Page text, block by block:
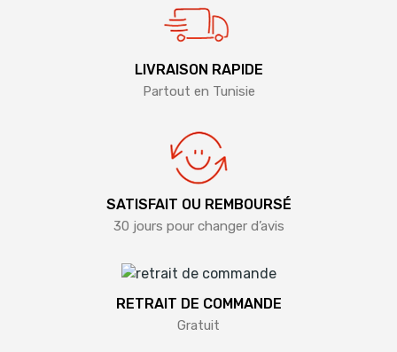
LIVRAISON RAPIDE
Partout en Tunisie
SATISFAIT OU REMBOURSÉ
30 jours pour changer d’avis
RETRAIT DE COMMANDE
Gratuit